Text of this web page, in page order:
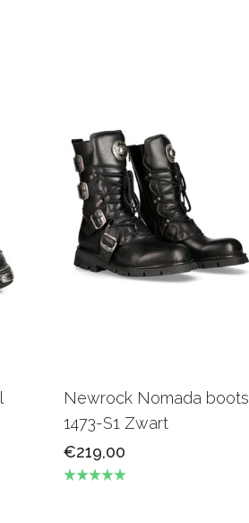
Newrock Nomada boots
1473-S1 Zwart
€219,00